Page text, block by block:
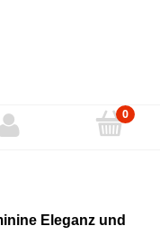
Eleganz und